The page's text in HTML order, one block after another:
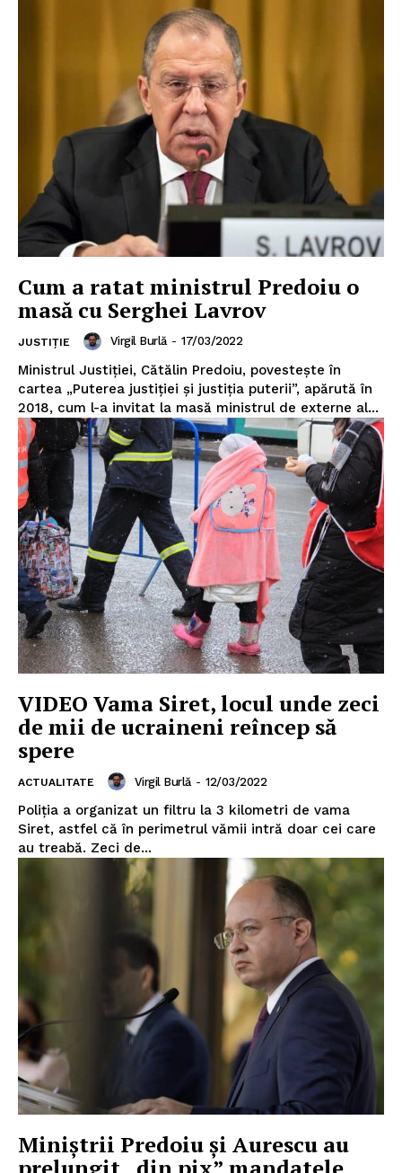
Cum a ratat ministrul Predoiu o
masă cu Serghei Lavrov
JUSTIȚIE Virgil Burlă - 17/03/2022
Ministrul Justiției, Cătălin Predoiu, povestește în
cartea „Puterea justiției și justiția puterii”, apărută în
2018, cum l-a invitat la masă ministrul de externe al...
VIDEO Vama Siret, locul unde zeci
de mii de ucraineni reîncep să
spere
ACTUALITATE Virgil Burlă - 12/03/2022
Poliţia a organizat un filtru la 3 kilometri de vama
Siret, astfel că în perimetrul vămii intră doar cei care
au treabă. Zeci de...
Miniștrii Predoiu și Aurescu au